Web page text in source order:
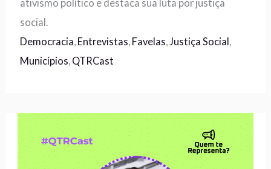
ativismo político e destaca sua luta por justiça
social.
Democracia Entrevistas Favelas Justiça Social
Municípios QTRCast